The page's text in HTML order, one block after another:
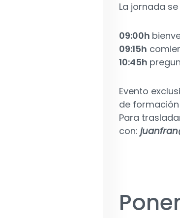
La jornada
09:00h
09:15h
10:45h
Evento
de formación
Para
con: